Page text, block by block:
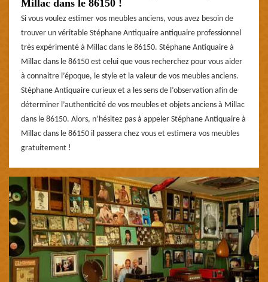
Millac dans le 86150 !
Si vous voulez estimer vos meubles anciens, vous avez besoin de
trouver un véritable Stéphane Antiquaire antiquaire professionnel
très expérimenté à Millac dans le 86150. Stéphane Antiquaire à
Millac dans le 86150 est celui que vous recherchez pour vous aider
à connaitre l’époque, le style et la valeur de vos meubles anciens.
Stéphane Antiquaire curieux et a les sens de l’observation afin de
déterminer l’authenticité de vos meubles et objets anciens à Millac
dans le 86150. Alors, n’hésitez pas à appeler Stéphane Antiquaire à
Millac dans le 86150 il passera chez vous et estimera vos meubles
gratuitement !